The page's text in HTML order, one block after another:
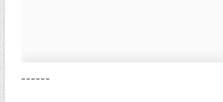
------